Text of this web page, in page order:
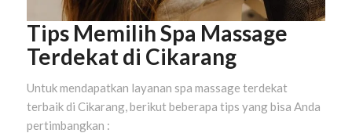
Tips Memilih Spa Massage
Terdekat di Cikarang
Untuk mendapatkan layanan spa massage terdekat
terbaik di Cikarang, berikut beberapa tips yang bisa Anda
pertimbangkan :